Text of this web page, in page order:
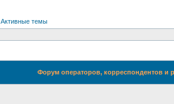
Активные темы
Форум операторов, корреспондентов и